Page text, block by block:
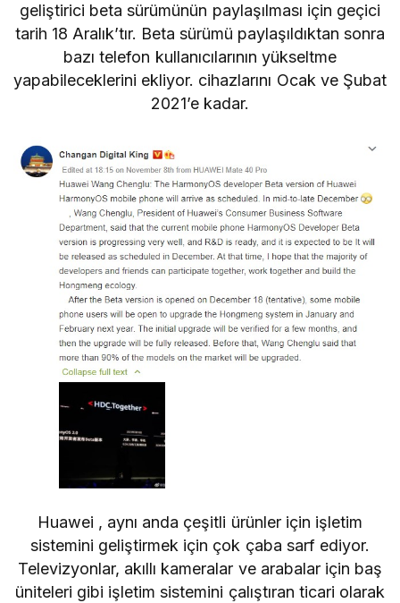
geliştirici beta sürümünün paylaşılması için geçici
tarih 18 Aralık’tır. Beta sürümü paylaşıldıktan sonra
bazı telefon kullanıcılarının yükseltme
yapabileceklerini ekliyor. cihazlarını Ocak ve Şubat
2021’e kadar.
Huawei , aynı anda çeşitli ürünler için işletim
sistemini geliştirmek için çok çaba sarf ediyor.
Televizyonlar, akıllı kameralar ve arabalar için baş
üniteleri gibi işletim sistemini çalıştıran ticari olarak